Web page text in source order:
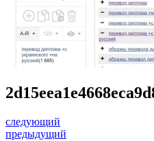
следующий
предыдущий